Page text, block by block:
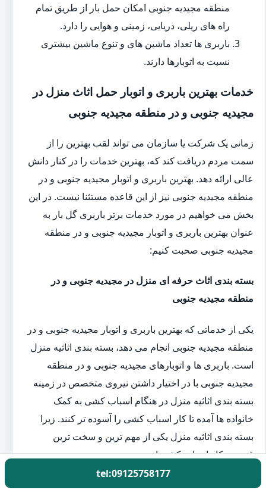
منطقه مجیدیه جنوبی امکان حمل بار از طریق تمام
راه های ریلی، دریایی، زمینی و هوایی را دارد.
باربری ها تعداد ماشین های و تنوع ماشین بیشتری
نسبت به اتوبارها دارند.
خدمات بهترین باربری و اتوبار حمل اثاث منزل در
مجیدیه جنوبی و در منطقه مجیدیه جنوبی
زمانی یک شرکت یا سازمان می تواند لقب بهترین را از
سمت مردم دریافت کند که، بهترین خدمات را در کنار دانش
عالی ارائه دهد. بهترین باربری و اتوبار مجیدیه جنوبی و در
منطقه مجیدیه جنوبی نیز از این قاعده مستثنا نیست. در این
بخش می خواهیم در مورد خدمات برتر باربری گل بار به
عنوان بهترین باربری و اتوبار مجیدیه جنوبی و در منطقه
مجیدیه جنوبی صحبت کنیم:
بسته بندی اثاث حرفه ای منزل در مجیدیه جنوبی و در
منطقه مجیدیه جنوبی
یکی از خدماتی که بهترین باربری و اتوبار مجیدیه جنوبی و در
منطقه مجیدیه جنوبی انجام می دهد، بسته بندی اثاثیه منزل
است. باربری ها و اتوبارهای مجیدیه جنوبی و در منطقه
مجیدیه جنوبی با در اختیار داشتن نیروی متخصص در زمینه
بسته بندی اثاثیه منزل در هنگام اسباب کشی به کمک
خانواده ها آمده تا کار اسباب کشی را آسوده تر کنند. زیرا
بسته بندی اثاثیه منزل یکی از مهم ترین و سخت ترین
قسمت کار اسباب کشی است.
tel:09125758177